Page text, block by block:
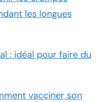
les longues
: idéal pour faire du
vacciner son